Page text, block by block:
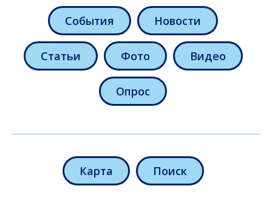
События Новости
Статьи Фото Видео
Опрос
Карта Поиск